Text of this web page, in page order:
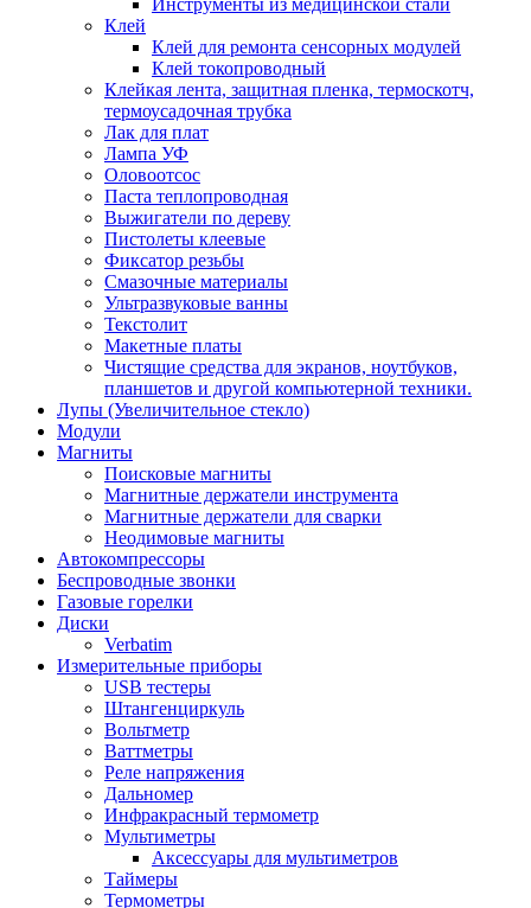
Инструменты из медицинской стали
Клей
Клей для ремонта сенсорных модулей
Клей токопроводный
Клейкая лента, защитная пленка, термоскотч,
термоусадочная трубка
Лак для плат
Лампа УФ
Оловоотсос
Паста теплопроводная
Выжигатели по дереву
Пистолеты клеевые
Фиксатор резьбы
Смазочные материалы
Ультразвуковые ванны
Текстолит
Макетные платы
Чистящие средства для экранов, ноутбуков,
планшетов и другой компьютерной техники.
Лупы (Увеличительное стекло)
Модули
Магниты
Поисковые магниты
Магнитные держатели инструмента
Магнитные держатели для сварки
Неодимовые магниты
Автокомпрессоры
Беспроводные звонки
Газовые горелки
Диски
Verbatim
Измерительные приборы
USB тестеры
Штангенциркуль
Вольтметр
Ваттметры
Реле напряжения
Дальномер
Инфракрасный термометр
Мультиметры
Аксессуары для мультиметров
Таймеры
Термометры